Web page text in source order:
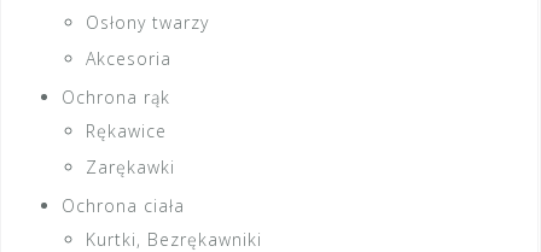
Osłony twarzy
Akcesoria
Ochrona rąk
Rękawice
Zarękawki
Ochrona ciała
Kurtki, Bezrękawniki